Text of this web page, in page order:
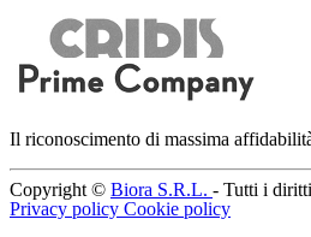
Il riconoscimento di massima
Copyright © Biora S.R.L. - Tutti i
Privacy policy Cookie policy